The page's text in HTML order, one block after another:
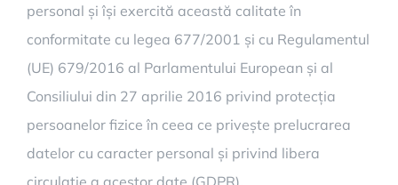
personal și își exercită această calitate în
conformitate cu legea 677/2001 și cu Regulamentul
(UE) 679/2016 al Parlamentului European și al
Consiliului din 27 aprilie 2016 privind protecția
persoanelor fizice în ceea ce privește prelucrarea
datelor cu caracter personal și privind libera
circulație a acestor date (GDPR).